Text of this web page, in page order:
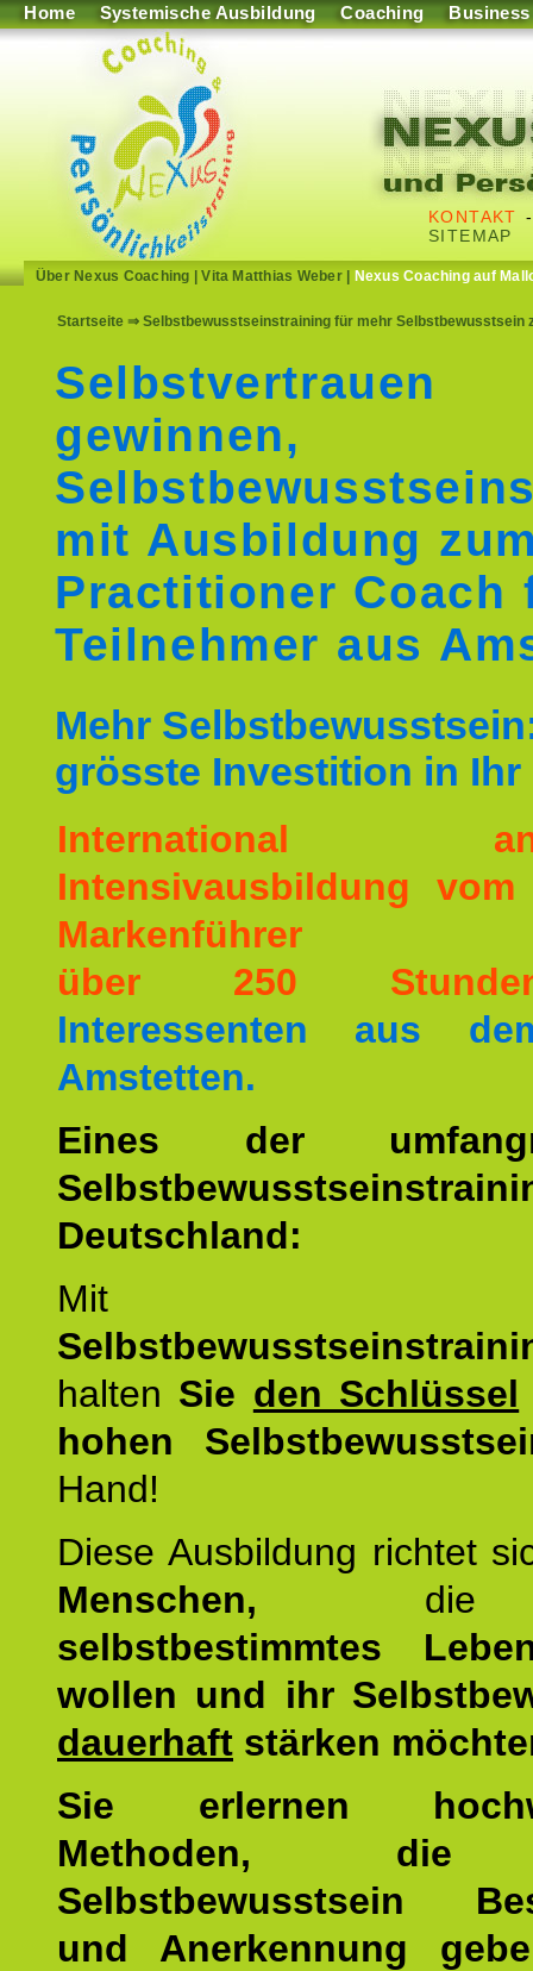
Home Systemische Ausbildung Coaching Business
KONTAKT
SITEMAP
Über Nexus Coaching |Vita Matthias Weber| Nexus Coaching auf
Startseite ⇒ Selbstbewusstseinstraining für mehr Selbstbewusstsein
Selbstvertrauen
gewinnen,
mit Ausbildung
Practitioner Coach
Teilnehmer aus
Mehr
grösste Investition in Ihr
International
Intensivausbildung vom
Markenführer
über 250
Interessenten aus
Amstetten.
Eines der
Deutschland:
Mit
halten Sie den Schlüssel
hohen
Hand!
Diese Ausbildung richtet
Menschen,
selbstbestimmtes
wollen und ihr
dauerhaft stärken
Sie erlernen
Methoden, die
Selbstbewusstsein
und Anerkennung